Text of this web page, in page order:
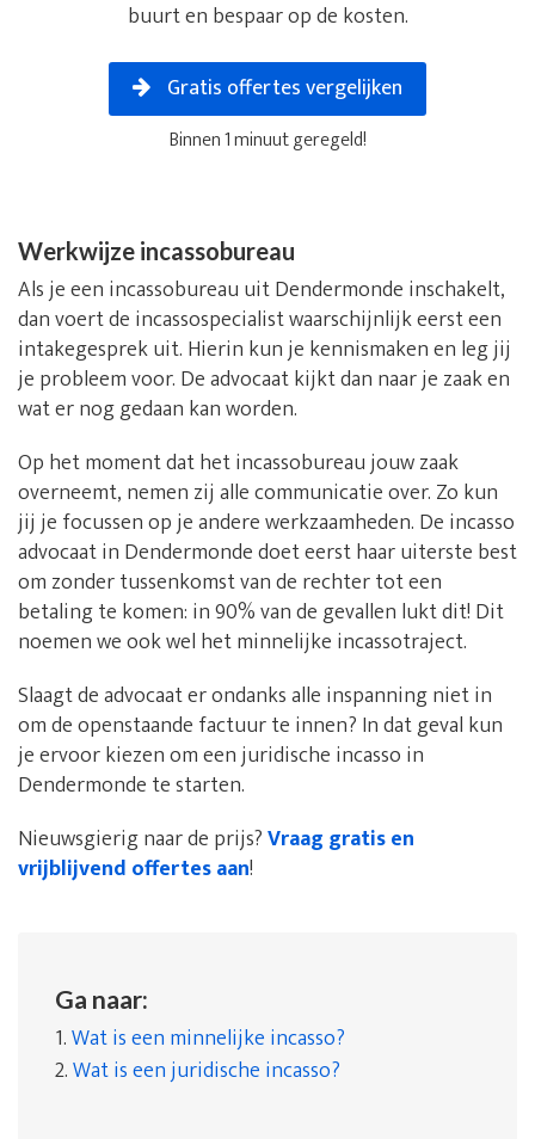
buurt en bespaar op de kosten.
Gratis offertes vergelijken
Binnen 1 minuut geregeld!
Werkwijze incassobureau
Als je een incassobureau uit Dendermonde inschakelt,
dan voert de incassospecialist waarschijnlijk eerst een
intakegesprek uit. Hierin kun je kennismaken en leg jij
je probleem voor. De advocaat kijkt dan naar je zaak en
wat er nog gedaan kan worden.
Op het moment dat het incassobureau jouw zaak
overneemt, nemen zij alle communicatie over. Zo kun
jij je focussen op je andere werkzaamheden. De incasso
advocaat in Dendermonde doet eerst haar uiterste best
om zonder tussenkomst van de rechter tot een
betaling te komen: in 90% van de gevallen lukt dit! Dit
noemen we ook wel het minnelijke incassotraject.
Slaagt de advocaat er ondanks alle inspanning niet in
om de openstaande factuur te innen? In dat geval kun
je ervoor kiezen om een juridische incasso in
Dendermonde te starten.
Nieuwsgierig naar de prijs?Vraag gratis en
vrijblijvend offertes aan!
Ga naar:
1.Wat is een minnelijke incasso?
2.Wat is een juridische incasso?